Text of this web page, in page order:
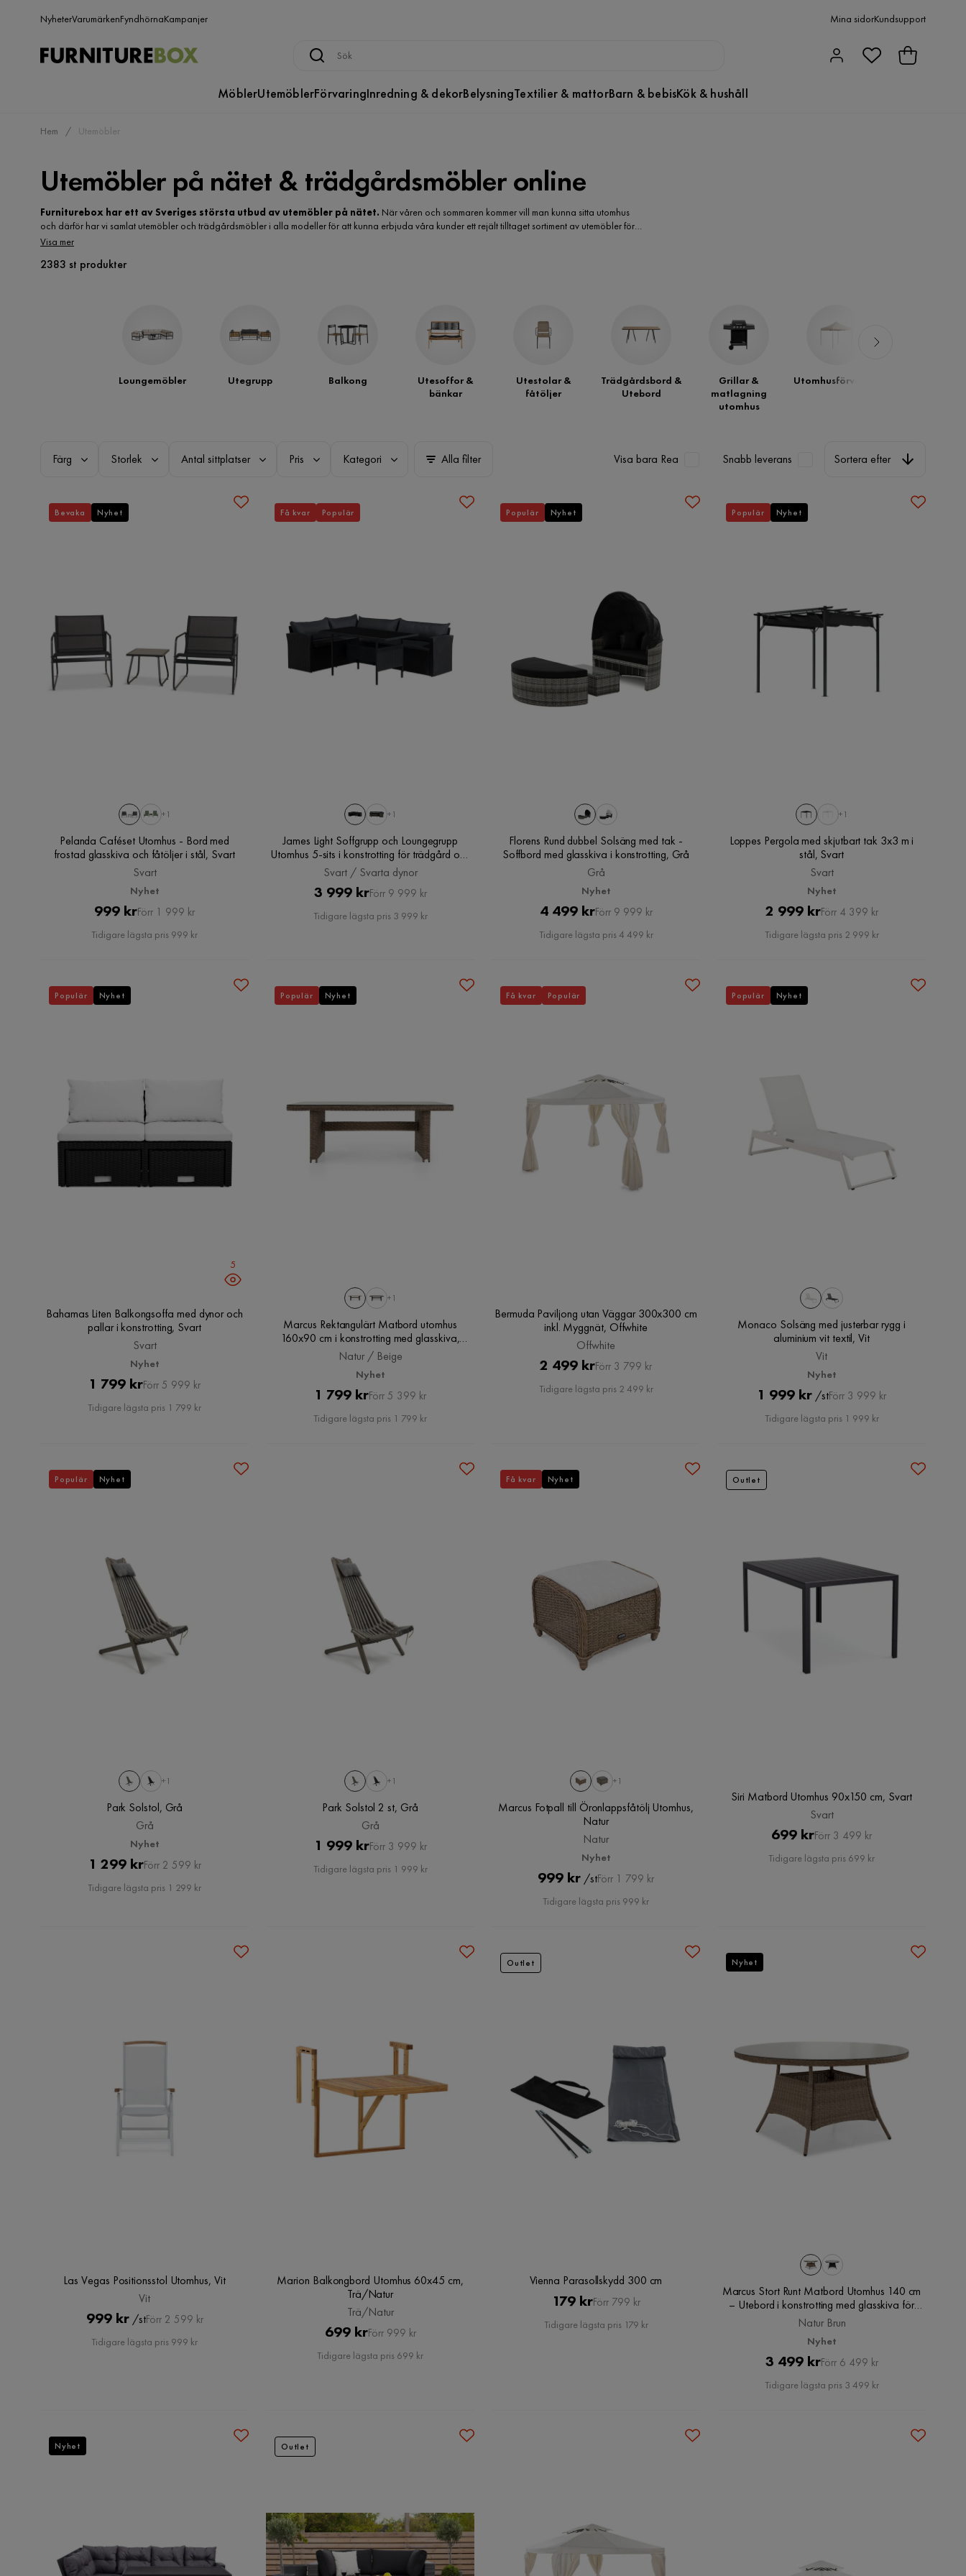
NyheterVarumärkenFyndhörnaKampanjer Mina sidorKundsupport
MöblerUtemöblerFörvaringInredning & dekorBelysningTextilier & mattorBarn & bebisKök & hushåll
Hem Utemöbler
Utemöbler på nätet & trädgårdsmöbler online
Furniturebox har ett av Sveriges största utbud av utemöbler på nätet. När våren och sommaren kommer vill man kunna sitta utomhus
och därför har vi samlat utemöbler och trädgårdsmöbler i alla modeller för att kunna erbjuda våra kunder ett rejält tilltaget sortiment av utemöbler för
uteplatsen, trädgården, altanen, terrassen, uterummet eller balkongen. Vi har ett av Sveriges största sortiment av utemöbler online för att kunna erbjuda
Visa mer
2383 st produkter
Loungemöbler Utegrupp Balkong
Utesoffor &
bänkar
Utestolar &
fåtöljer
Trädgårdsbord &
Utebord
Grillar &
matlagning
utomhus
Utomhusförvaring
Färg Storlek Antal sittplatser Pris Kategori Alla filter Visa bara Rea Snabb leverans Sortera efter
+1
Pelanda Caféset Utomhus - Bord med
frostad glasskiva och fåtöljer i stål, Svart
Svart
Nyhet
Pris
999 kr Original
Pris
Förr 1 999 kr
Tidigare lägsta pris 999 kr
Bevaka Nyhet
+1
James Light Soffgrupp och Loungegrupp
Utomhus 5-sits i konstrotting för trädgård och
uteplats, Svart / Svarta dynor
Svart / Svarta dynor
Pris
3 999 krOriginal
Pris
Förr 9 999 kr
Tidigare lägsta pris 3 999 kr
Få kvar Populär
Florens Rund dubbel Solsäng med tak -
Soffbord med glasskiva i konstrotting, Grå
Grå
Nyhet
Pris
4 499 krOriginal
Pris
Förr 9 999 kr
Tidigare lägsta pris 4 499 kr
Populär Nyhet
+1
Loppes Pergola med skjutbart tak 3x3 m i
stål, Svart
Svart
Nyhet
Pris
2 999 krOriginal
Pris
Förr 4 399 kr
Tidigare lägsta pris 2 999 kr
Populär Nyhet
5
Bahamas Liten Balkongsoffa med dynor och
pallar i konstrotting, Svart
Svart
Nyhet
Pris
1 799 krOriginal
Pris
Förr 5 999 kr
Tidigare lägsta pris 1 799 kr
Populär Nyhet
+1
Marcus Rektangulärt Matbord utomhus
160x90 cm i konstrotting med glasskiva,
Natur / Beige
Natur / Beige
Nyhet
Pris
1 799 krOriginal
Pris
Förr 5 399 kr
Tidigare lägsta pris 1 799 kr
Populär Nyhet
Bermuda Paviljong utan Väggar 300x300 cm
inkl. Myggnät, Offwhite
Offwhite
Pris
2 499 krOriginal
Pris
Förr 3 799 kr
Tidigare lägsta pris 2 499 kr
Få kvar Populär
Monaco Solsäng med justerbar rygg i
aluminium vit textil, Vit
Vit
Nyhet
Pris
1 999 kr /st
Original
Pris
Förr 3 999 kr
Tidigare lägsta pris 1 999 kr
Populär Nyhet
+1
Park Solstol, Grå
Grå
Nyhet
Pris
1 299 krOriginal
Pris
Förr 2 599 kr
Tidigare lägsta pris 1 299 kr
Populär Nyhet
+1
Park Solstol 2 st, Grå
Grå
Pris
1 999 krOriginal
Pris
Förr 3 999 kr
Tidigare lägsta pris 1 999 kr
+1
Marcus Fotpall till Öronlappsfåtölj Utomhus,
Natur
Natur
Nyhet
Pris
999 kr /stOriginal
Pris
Förr 1 799 kr
Tidigare lägsta pris 999 kr
Få kvar Nyhet
Siri Matbord Utomhus 90x150 cm, Svart
Svart
Pris
699 kr Original
Pris
Förr 3 499 kr
Tidigare lägsta pris 699 kr
Outlet
Las Vegas Positionsstol Utomhus, Vit
Vit
Pris
999 kr /stOriginal
Pris
Förr 2 599 kr
Tidigare lägsta pris 999 kr
Marion Balkongbord Utomhus 60x45 cm,
Trä/Natur
Trä/Natur
Pris
699 krOriginal
Pris
Förr 999 kr
Tidigare lägsta pris 699 kr
Vienna Parasollskydd 300 cm
Pris
179 krOriginal
Pris
Förr 799 kr
Tidigare lägsta pris 179 kr
Outlet
Marcus Stort Runt Matbord Utomhus 140 cm
– Utebord i konstrotting med glasskiva för
Uteplats och Trädgård, Natur Brun
Natur Brun
Nyhet
Pris
3 499 krOriginal
Pris
Förr 6 499 kr
Tidigare lägsta pris 3 499 kr
Nyhet
Nyhet Outlet